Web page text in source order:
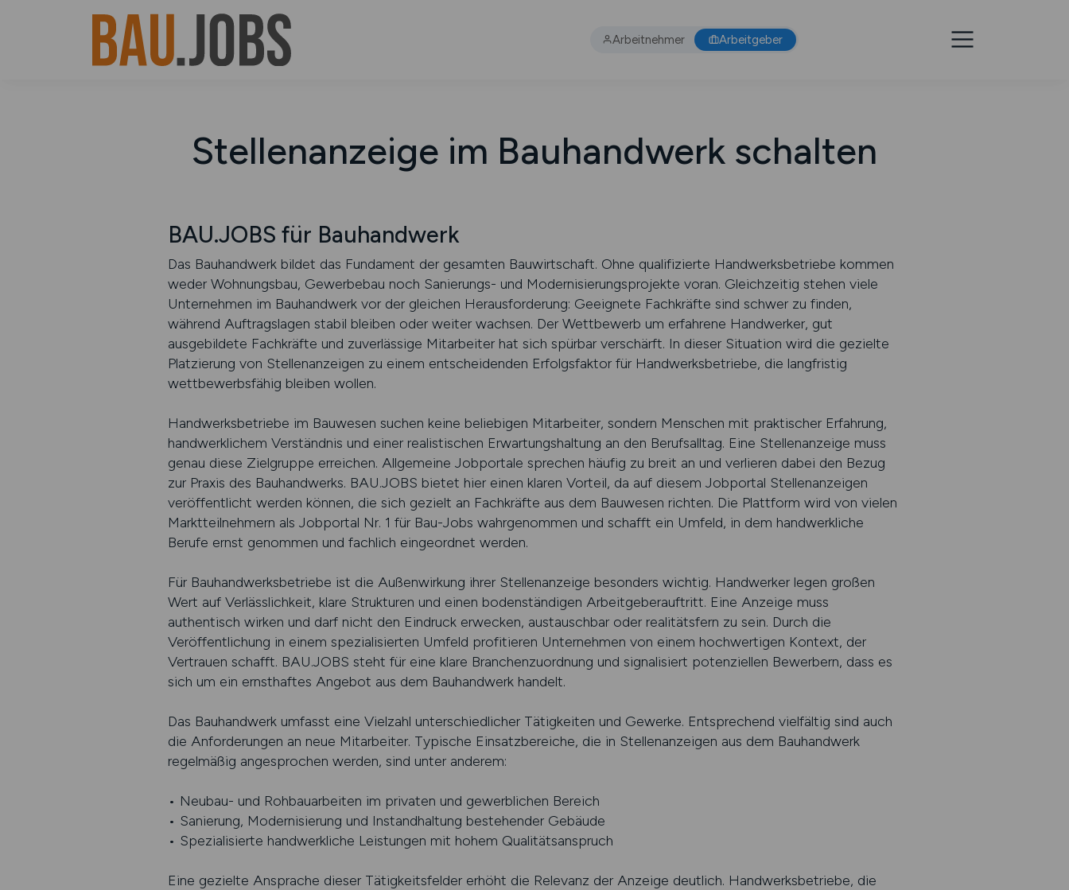
Arbeitnehmer Arbeitgeber
Stellenanzeige im Bauhandwerk schalten
BAU.JOBS für Bauhandwerk
Das Bauhandwerk bildet das Fundament der gesamten Bauwirtschaft. Ohne qualifizierte Handwerksbetriebe kommen
weder Wohnungsbau, Gewerbebau noch Sanierungs- und Modernisierungsprojekte voran. Gleichzeitig stehen viele
Unternehmen im Bauhandwerk vor der gleichen Herausforderung: Geeignete Fachkräfte sind schwer zu finden,
während Auftragslagen stabil bleiben oder weiter wachsen. Der Wettbewerb um erfahrene Handwerker, gut
ausgebildete Fachkräfte und zuverlässige Mitarbeiter hat sich spürbar verschärft. In dieser Situation wird die gezielte
Platzierung von Stellenanzeigen zu einem entscheidenden Erfolgsfaktor für Handwerksbetriebe, die langfristig
wettbewerbsfähig bleiben wollen.
Handwerksbetriebe im Bauwesen suchen keine beliebigen Mitarbeiter, sondern Menschen mit praktischer Erfahrung,
handwerklichem Verständnis und einer realistischen Erwartungshaltung an den Berufsalltag. Eine Stellenanzeige muss
genau diese Zielgruppe erreichen. Allgemeine Jobportale sprechen häufig zu breit an und verlieren dabei den Bezug
zur Praxis des Bauhandwerks. BAU.JOBS bietet hier einen klaren Vorteil, da auf diesem Jobportal Stellenanzeigen
veröffentlicht werden können, die sich gezielt an Fachkräfte aus dem Bauwesen richten. Die Plattform wird von vielen
Marktteilnehmern als Jobportal Nr. 1 für Bau-Jobs wahrgenommen und schafft ein Umfeld, in dem handwerkliche
Berufe ernst genommen und fachlich eingeordnet werden.
Für Bauhandwerksbetriebe ist die Außenwirkung ihrer Stellenanzeige besonders wichtig. Handwerker legen großen
Wert auf Verlässlichkeit, klare Strukturen und einen bodenständigen Arbeitgeberauftritt. Eine Anzeige muss
authentisch wirken und darf nicht den Eindruck erwecken, austauschbar oder realitätsfern zu sein. Durch die
Veröffentlichung in einem spezialisierten Umfeld profitieren Unternehmen von einem hochwertigen Kontext, der
Vertrauen schafft. BAU.JOBS steht für eine klare Branchenzuordnung und signalisiert potenziellen Bewerbern, dass es
sich um ein ernsthaftes Angebot aus dem Bauhandwerk handelt.
Das Bauhandwerk umfasst eine Vielzahl unterschiedlicher Tätigkeiten und Gewerke. Entsprechend vielfältig sind auch
die Anforderungen an neue Mitarbeiter. Typische Einsatzbereiche, die in Stellenanzeigen aus dem Bauhandwerk
regelmäßig angesprochen werden, sind unter anderem:
• Neubau- und Rohbauarbeiten im privaten und gewerblichen Bereich
• Sanierung, Modernisierung und Instandhaltung bestehender Gebäude
• Spezialisierte handwerkliche Leistungen mit hohem Qualitätsanspruch
Eine gezielte Ansprache dieser Tätigkeitsfelder erhöht die Relevanz der Anzeige deutlich. Handwerksbetriebe, die